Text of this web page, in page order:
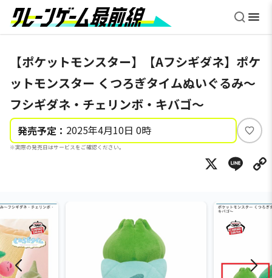
【ポケットモンスター】【Aフシギダネ】ポケ
ットモンスター くつろぎタイムぬいぐるみ～
フシギダネ・チェリンボ・キバゴ～
発売予定： 2025年4月10日 0時
※実際の発売日はサービスをご確認ください。
い
ね
X